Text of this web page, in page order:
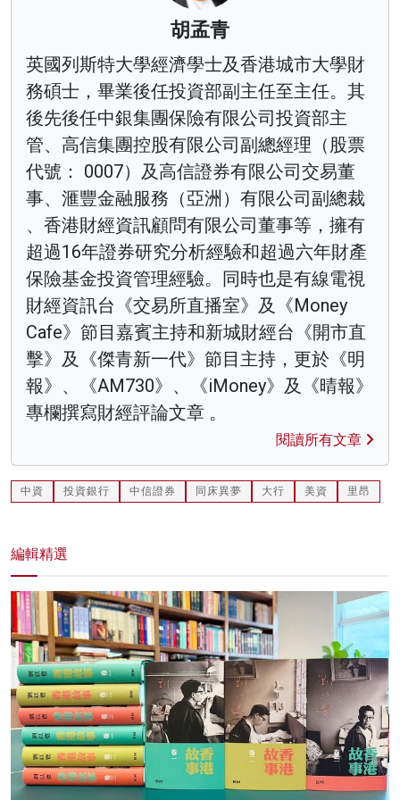
胡孟青
英國列斯特大學經濟學士及香港城市大學財
務碩士，畢業後任投資部副主任至主任。其
後先後任中銀集團保險有限公司投資部主
管、高信集團控股有限公司副總經理（股票
代號： 0007）及高信證券有限公司交易董
事、滙豐金融服務（亞洲）有限公司副總裁
、香港財經資訊顧問有限公司董事等，擁有
超過16年證券研究分析經驗和超過六年財產
保險基金投資管理經驗。同時也是有線電視
財經資訊台《交易所直播室》及《Money
Cafe》節目嘉賓主持和新城財經台《開市直
擊》及《傑青新一代》節目主持，更於《明
報》、《AM730》、《iMoney》及《晴報》
專欄撰寫財經評論文章 。
閱讀所有文章
中資 投資銀行 中信證券 同床異夢 大行 美資 里昂
編輯精選